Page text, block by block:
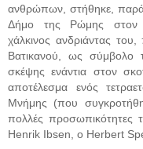
ανθρώπων, στήθηκε, παρά
Δήμο της Ρώμης στον
χάλκινος ανδριάντας
Βατικανού, ως σύμβολο
σκέψης ενάντια στον
αποτέλεσμα ενός
Μνήμης (που
πολλές
Henrik Ibsen, ο Herbert